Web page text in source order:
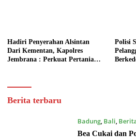
Hadiri Penyerahan Alsintan
Dari Kementan, Kapolres
Jembrana : Perkuat Pertanian
Polisi
Dewata
Berita terbaru
Badung, Bali
08/08/2026
Bea Cukai dan